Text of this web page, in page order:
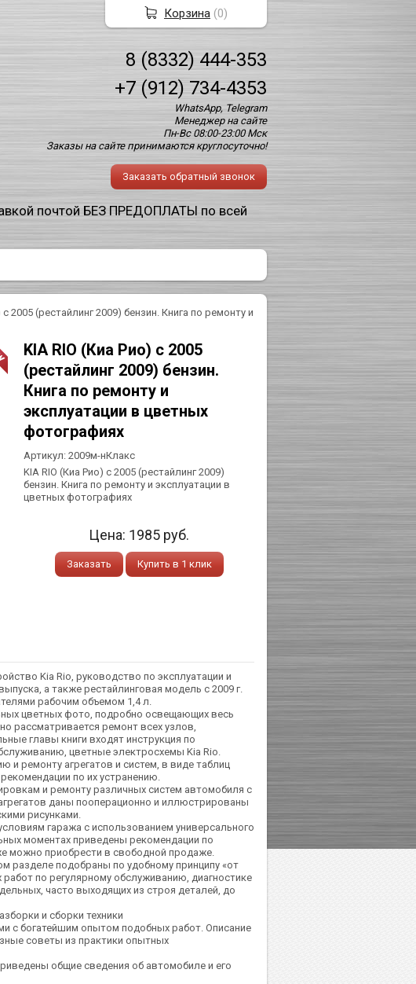
8 (8332) 444-353
+7 (912) 734-4353
WhatsApp, Telegram
Менеджер на сайте
Пн-Вс 08:00-23:00 Мск
Заказы на сайте принимаются круглосуточно!
Заказать обратный звонок
почтой БЕЗ ПРЕДОПЛАТЫ по всей
с 2005 (рестайлинг 2009) бензин. Книга по ремонту и
KIA RIO (Киа Рио) с 2005
(рестайлинг 2009) бензин.
Книга по ремонту и
эксплуатации в цветных
фотографиях
Артикул: 2009м-нКлакс
KIA RIO (Киа Рио) с 2005 (рестайлинг 2009)
бензин. Книга по ремонту и эксплуатации в
цветных фотографиях
Цена: 1985 руб.
Заказать Купить в 1 клик
Kia Rio, руководство по эксплуатации и
а также рестайлинговая модель с 2009 г.
рабочим объемом 1,4 л.
цветных фото, подробно освещающих весь
рассматривается ремонт всех узлов,
главы книги входят инструкция по
цветные электросхемы Kia Rio.
и ремонту агрегатов и систем, в виде таблиц
по их устранению.
и ремонту различных систем автомобиля с
даны пооперационно и иллюстрированы
рисунками.
гаража с использованием универсального
моментах приведены рекомендации по
можно приобрести в свободной продаже.
разделе подобраны по удобному принципу «от
по регулярному обслуживанию, диагностике
часто выходящих из строя деталей, до
и сборки техники
с богатейшим опытом подобных работ. Описание
советы из практики опытных
общие сведения об автомобиле и его
Корзина (0)